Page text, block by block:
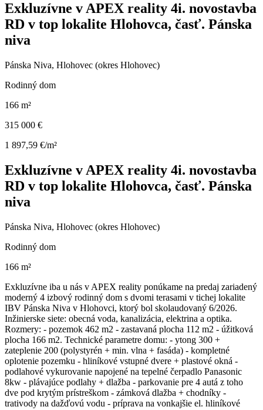
Exkluzívne v APEX reality 4i. novostavba
RD v top lokalite Hlohovca, časť. Pánska
niva
Pánska Niva, Hlohovec (okres Hlohovec)
Rodinný dom
166 m²
315 000 €
1 897,59 €/m²
Exkluzívne v APEX reality 4i. novostavba
RD v top lokalite Hlohovca, časť. Pánska
niva
Pánska Niva, Hlohovec (okres Hlohovec)
Rodinný dom
166 m²
Exkluzívne iba u nás v APEX reality ponúkame na predaj zariadený
moderný 4 izbový rodinný dom s dvomi terasami v tichej lokalite
IBV Pánska Niva v Hlohovci, ktorý bol skolaudovaný 6/2026.
Inžinierske siete: obecná voda, kanalizácia, elektrina a optika.
Rozmery: - pozemok 462 m2 - zastavaná plocha 112 m2 - úžitková
plocha 166 m2. Technické parametre domu: - ytong 300 +
zateplenie 200 (polystyrén + min. vlna + fasáda) - kompletné
oplotenie pozemku - hliníkové vstupné dvere + plastové okná -
podlahové vykurovanie napojené na tepelné čerpadlo Panasonic
8kw - plávajúce podlahy + dlažba - parkovanie pre 4 autá z toho
dve pod krytým prístreškom - zámková dlažba + chodníky -
trativody na dažďovú vodu - príprava na vonkajšie el. hliníkové